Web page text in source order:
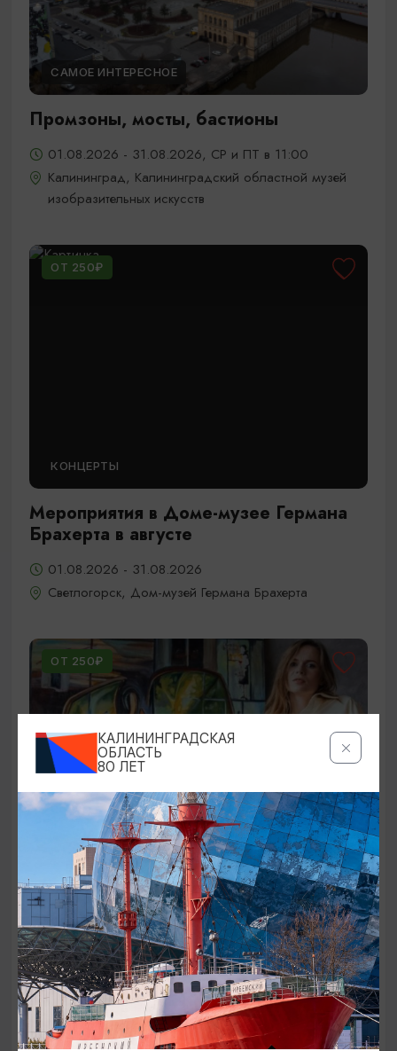
САМОЕ ИНТЕРЕСНОЕ
Промзоны, мосты, бастионы
01.08.2026 - 31.08.2026, СР и ПТ в 11:00
Калининград, Калининградский областной музей
изобразительных искусств
ОТ 250₽
КОНЦЕРТЫ
Мероприятия в Доме-музее Германа
Брахерта в августе
01.08.2026 - 31.08.2026
Светлогорск, Дом-музей Германа Брахерта
ОТ 250₽
ВЫСТАВКИ
Оставленный багаж
02.08.2026 - 22.08.2026
Светлогорск, Арт-пространство «Янтарь-холл»
ОТ 1000₽ ПУШКИНСКАЯ КАРТА
КАЛИНИНГРАДСКАЯ
ОБЛАСТЬ
80 ЛЕТ